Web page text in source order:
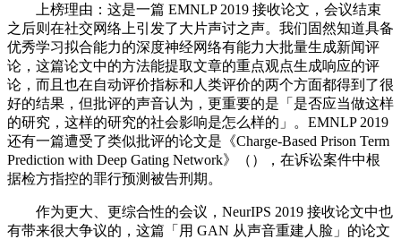
上榜理由：这是一篇 EMNLP 2019 接收论文，会议结束
之后则在社交网络上引发了大片声讨之声。我们固然知道具备
优秀学习拟合能力的深度神经网络有能力大批量生成新闻评
论，这篇论文中的方法能提取文章的重点观点生成响应的评
论，而且也在自动评价指标和人类评价的两个方面都得到了很
好的结果，但批评的声音认为，更重要的是「是否应当做这样
的研究，这样的研究的社会影响是怎么样的」。EMNLP 2019
还有一篇遭受了类似批评的论文是《Charge-Based Prison Term
Prediction with Deep Gating Network》（），在诉讼案件中根
据检方指控的罪行预测被告刑期。
作为更大、更综合性的会议，NeurIPS 2019 接收论文中也
有带来很大争议的，这篇「用 GAN 从声音重建人脸」的论文